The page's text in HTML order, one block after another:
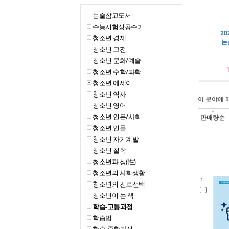
논술참고도서
수능시험성공수기
청소년 경제
청소년 고전
청소년 문화/예술
청소년 수학/과학
청소년 에세이
청소년 역사
청소년 영어
청소년 인문/사회
청소년 인물
청소년 자기계발
청소년 철학
청소년과 성(性)
청소년의 사회생활
청소년의 진로선택
청소년이 쓴 책
학습-고등과정
학습법
이 분야에
판매량순
1.